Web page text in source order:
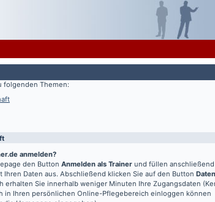
folgenden Themen:
anmelden?
den Button Anmelden als Trainer und füllen
Daten aus. Abschließend klicken Sie auf den Button
erhalten Sie innerhalb weniger Minuten Ihre Zugangsdaten
in Ihren persönlichen Online-Pflegebereich einloggen können